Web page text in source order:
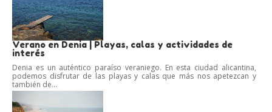
Verano en Denia | Playas, calas y actividades de
interés
Denia es un auténtico paraíso veraniego. En esta ciudad alicantina,
podemos disfrutar de las playas y calas que más nos apetezcan y
también de...